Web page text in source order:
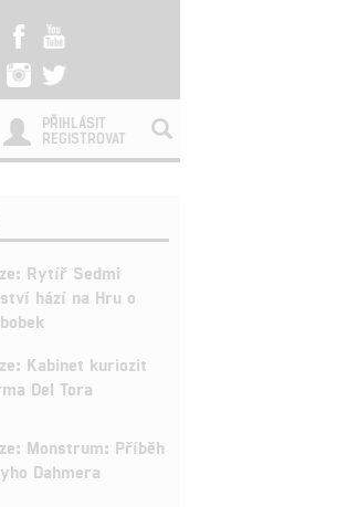
PŘIHLÁSIT
REGISTROVAT
Rytíř Sedmi
hází na Hru o
Kabinet kuriozit
Del Tora
Monstrum: Příběh
Dahmera